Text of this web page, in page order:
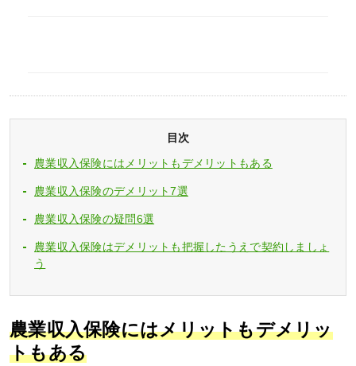
目次
農業収入保険にはメリットもデメリットもある
農業収入保険のデメリット7選
農業収入保険の疑問6選
農業収入保険はデメリットも把握したうえで契約しましょ
う
農業収入保険にはメリットもデメリッ
トもある